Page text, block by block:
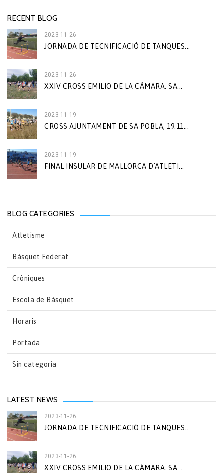
RECENT BLOG
2023-11-26
JORNADA DE TECNIFICACIÓ DE TANQUES...
2023-11-26
XXIV CROSS EMILIO DE LA CÁMARA. SA...
2023-11-19
CROSS AJUNTAMENT DE SA POBLA, 19.11...
2023-11-19
FINAL INSULAR DE MALLORCA D´ATLETI...
BLOG CATEGORIES
Atletisme
Bàsquet Federat
Cròniques
Escola de Bàsquet
Horaris
Portada
Sin categoría
LATEST NEWS
2023-11-26
JORNADA DE TECNIFICACIÓ DE TANQUES...
2023-11-26
XXIV CROSS EMILIO DE LA CÁMARA. SA...